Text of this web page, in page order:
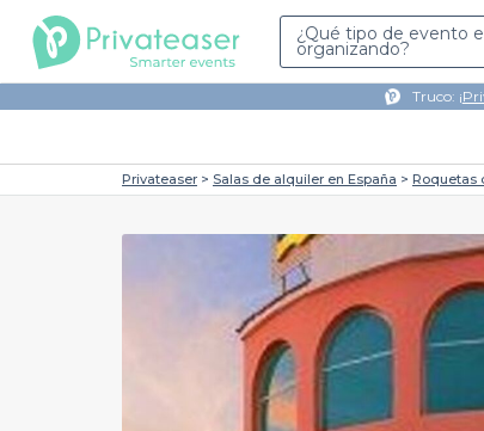
¿Qué tipo de evento
organizando?
Truco: ¡
Privateaser Salas de alquiler en España Roquetas